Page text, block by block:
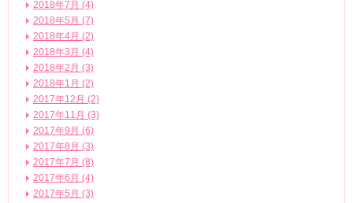
2018年7月 (4)
2018年5月 (7)
2018年4月 (2)
2018年3月 (4)
2018年2月 (3)
2018年1月 (2)
2017年12月 (2)
2017年11月 (3)
2017年9月 (6)
2017年8月 (3)
2017年7月 (8)
2017年6月 (4)
2017年5月 (3)